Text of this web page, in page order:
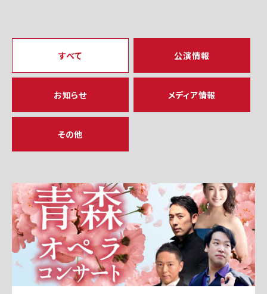
すべて 公演情報
お知らせ メディア情報
その他